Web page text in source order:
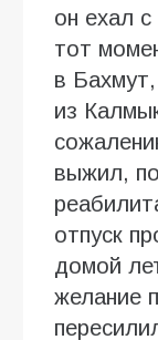
он ехал
тот
в
из
выжил,
отпуск
домой
желание